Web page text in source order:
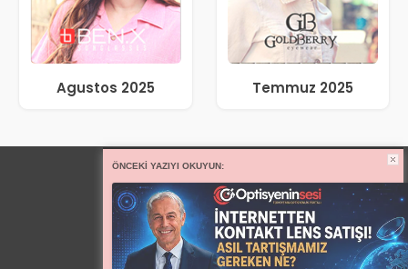
Agustos 2025 Temmuz 2025
ÖNCEKI YAZIYI OKUYUN: